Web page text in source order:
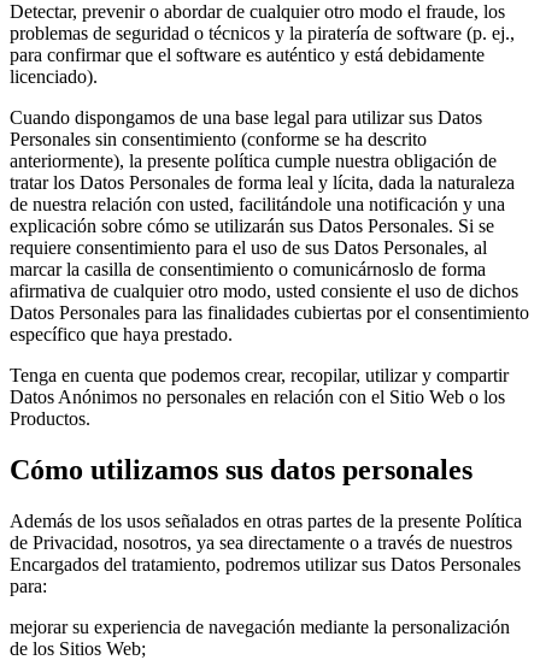
Detectar, prevenir o abordar de cualquier otro modo el fraude, los
problemas de seguridad o técnicos y la piratería de software (p. ej.,
para confirmar que el software es auténtico y está debidamente
licenciado).
Cuando dispongamos de una base legal para utilizar sus Datos
Personales sin consentimiento (conforme se ha descrito
anteriormente), la presente política cumple nuestra obligación de
tratar los Datos Personales de forma leal y lícita, dada la naturaleza
de nuestra relación con usted, facilitándole una notificación y una
explicación sobre cómo se utilizarán sus Datos Personales. Si se
requiere consentimiento para el uso de sus Datos Personales, al
marcar la casilla de consentimiento o comunicárnoslo de forma
afirmativa de cualquier otro modo, usted consiente el uso de dichos
Datos Personales para las finalidades cubiertas por el consentimiento
específico que haya prestado.
Tenga en cuenta que podemos crear, recopilar, utilizar y compartir
Datos Anónimos no personales en relación con el Sitio Web o los
Productos.
Cómo utilizamos sus datos personales
Además de los usos señalados en otras partes de la presente Política
de Privacidad, nosotros, ya sea directamente o a través de nuestros
Encargados del tratamiento, podremos utilizar sus Datos Personales
para:
mejorar su experiencia de navegación mediante la personalización
de los Sitios Web;